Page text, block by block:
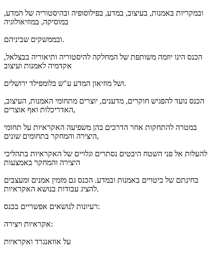
ובמקריות באמנות, בעיצוב, במדע, בפילוסופיה ובהיסטוריה של המדע,
במוסיקה, במוזיאולוגיה
ובממשקים שביניהם.
הכנס הינו יוזמה משותפת של המחלקה להיסטוריה ותיאוריה בבצלאל,
אקדמיה לאמנות ועיצוב
ושל מוזיאון המדע ע"ש בלומפילד ירושלים.
הכנס נועד להפגיש חוקרים, מדענים, יוצרים מתחומי האמנות, העיצוב,
האדריכלות ואף אוצרים,
במטרה להתחקות אחר הדרכים בהן משפיעה האקראיות על תחומי
היצירה והמחקר בתחומים שונים,
להעלות אל פני השטח היבטים נסתרים וגלויים של האקראיות בתהליכי
היצירה והמחקר באמצעות
בחינתם של ביטויים באמנות ובמדע. הכנס גם מזמין אמנים ומעצבים
להציג עבודות בנושא האקראיות.
רעיונות לנושאים אפשריים בכנס:
אקראיות ויצירה:
על אוואנגרד ואקראיות